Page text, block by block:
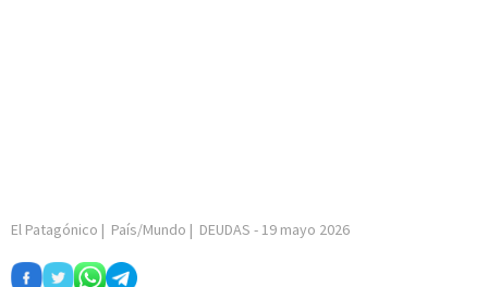
El Patagónico | País/Mundo | DEUDAS - 19 mayo 2026